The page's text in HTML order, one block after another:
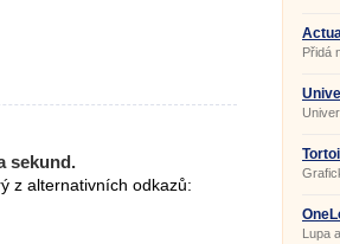
sekund.
z alternativních odkazů:
Přidá
Lupa